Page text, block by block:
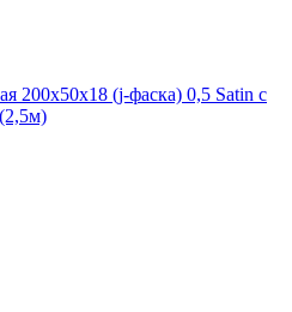
200х50х18 (j-фаска) 0,5 Satin с